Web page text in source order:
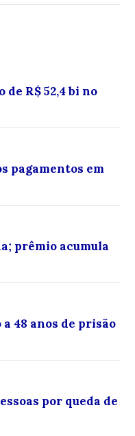
R$ 52,4 bi no
pagamentos em
prêmio acumula
48 anos de prisão
por queda de